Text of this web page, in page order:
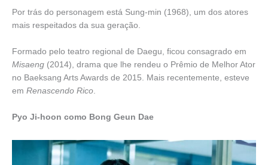
Por trás do personagem está Sung-min (1968), um dos atores
mais respeitados da sua geração.
Formado pelo teatro regional de Daegu, ficou consagrado em
Misaeng (2014), drama que lhe rendeu o Prêmio de Melhor Ator
no Baeksang Arts Awards de 2015. Mais recentemente, esteve
em Renascendo Rico.
Pyo Ji-hoon como Bong Geun Dae